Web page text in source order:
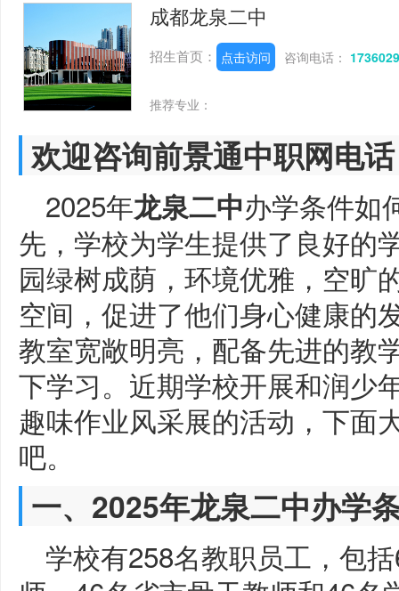
成都龙泉二中
招生首页： 点击访问 咨询电话：
推荐专业：
欢迎咨询前景通中职网电
2025年龙泉二中办学条件如
先，学校为学生提供了良好的
园绿树成荫，环境优雅，空旷
空间，促进了他们身心健康的
教室宽敞明亮，配备先进的教
下学习。近期学校开展和润少
趣味作业风采展的活动，下面
吧。
一、2025年龙泉二中办学
学校有258名教职员工，包